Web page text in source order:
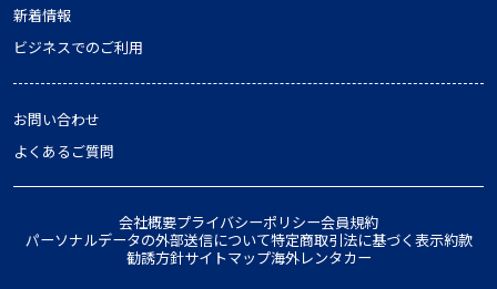
新着情報
ビジネスでのご利用
お問い合わせ
よくあるご質問
会社概要プライバシーポリシー会員規約
パーソナルデータの外部送信について特定商取引法に基づく表示約款
勧誘方針サイトマップ海外レンタカー